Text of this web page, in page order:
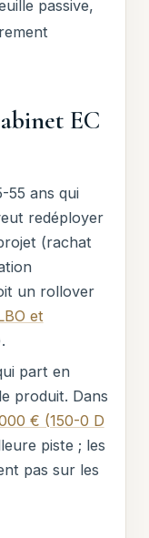
passive,
EC
55 ans qui
redéployer
(rachat
un rollover
et
part en
produit. Dans
€ (150-0 D
piste ; les
pas sur les